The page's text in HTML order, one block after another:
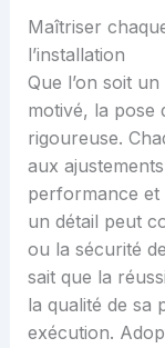
Maîtriser
l’installation
Que l’on soit
motivé, la pose
rigoureuse.
aux
performance et
un détail peut
ou la sécurité
sait que la
la qualité de sa
exécution.